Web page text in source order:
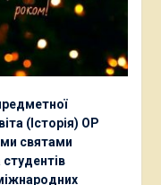
(Історія) ОР
святами
студентів
міжнародних